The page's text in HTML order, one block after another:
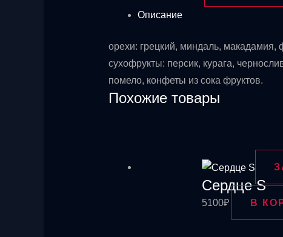
Описание
орехи: грецкий, миндаль,
сухофрукты: персик, курага,
помело, конфеты из сока фруктов.
Похожие товары
Сердце S
5100₽ В